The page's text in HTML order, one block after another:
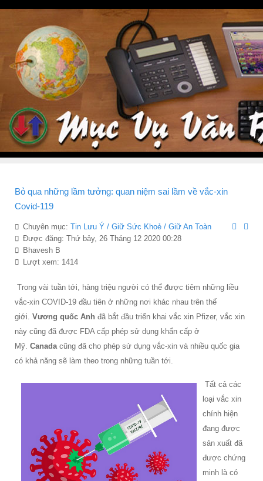
Bỏ qua những lầm tưởng: quan niệm sai lầm về vắc-xin
Covid-119
Chuyên mục: Tin Lưu Ý / Giữ Sức Khoẻ / Giữ An Toàn
Được đăng: Thứ bảy, 26 Tháng 12 2020 00:28
Bhavesh B
Lượt xem: 1414
Trong vài tuần tới, hàng triệu người có thể được tiêm những liều
vắc-xin COVID-19 đầu tiên ở những nơi khác nhau trên thế
giới. Vương quốc Anh đã bắt đầu triển khai vắc xin Pfizer, vắc xin
này cũng đã được FDA cấp phép sử dụng khẩn cấp ở
Mỹ. Canada cũng đã cho phép sử dụng vắc-xin và nhiều quốc gia
có khả năng sẽ làm theo trong những tuần tới.
Tất cả các
loại vắc xin
chính hiện
đang được
sản xuất đã
được chứng
minh là có